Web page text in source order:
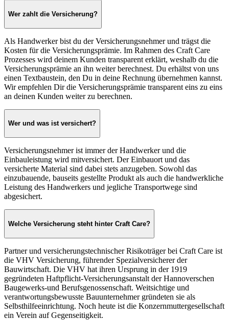
Wer zahlt die Versicherung?
Als Handwerker bist du der Versicherungsnehmer und trägst die
Kosten für die Versicherungsprämie. Im Rahmen des Craft Care
Prozesses wird deinem Kunden transparent erklärt, weshalb du die
Versicherungsprämie an ihn weiter berechnest. Du erhältst von uns
einen Textbaustein, den Du in deine Rechnung übernehmen kannst.
Wir empfehlen Dir die Versicherungsprämie transparent eins zu eins
an deinen Kunden weiter zu berechnen.
Wer und was ist versichert?
Versicherungsnehmer ist immer der Handwerker und die
Einbauleistung wird mitversichert. Der Einbauort und das
versicherte Material sind dabei stets anzugeben. Sowohl das
einzubauende, bauseits gestellte Produkt als auch die handwerkliche
Leistung des Handwerkers und jegliche Transportwege sind
abgesichert.
Welche Versicherung steht hinter Craft Care?
Partner und versicherungstechnischer Risikoträger bei Craft Care ist
die VHV Versicherung, führender Spezialversicherer der
Bauwirtschaft. Die VHV hat ihren Ursprung in der 1919
gegründeten Haftpflicht-Versicherungsanstalt der Hannoverschen
Baugewerks-und Berufsgenossenschaft. Weitsichtige und
verantwortungsbewusste Bauunternehmer gründeten sie als
Selbsthilfeeinrichtung. Noch heute ist die Konzernmuttergesellschaft
ein Verein auf Gegenseitigkeit.